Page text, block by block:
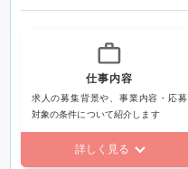
仕事内容
求人の募集背景や、事業内容・応募
対象の条件について紹介します
詳しく見る